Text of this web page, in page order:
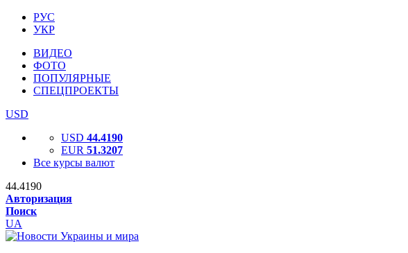
РУС
УКР
ВИДЕО
ФОТО
ПОПУЛЯРНЫЕ
СПЕЦПРОЕКТЫ
USD
USD 44.4190
EUR 51.3207
Все курсы валют
44.4190
Авторизация
Поиск
UA